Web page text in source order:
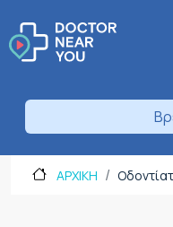
ΑΡΧΙΚΗ